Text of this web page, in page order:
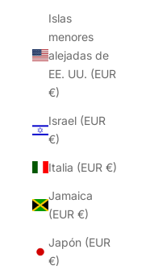
Islas
menores
alejadas de
EE. UU. (EUR
€)
Israel (EUR
€)
Italia (EUR €)
Jamaica
(EUR €)
Japón (EUR
€)